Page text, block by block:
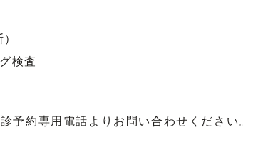
検査
予約専用電話よりお問い合わせください。